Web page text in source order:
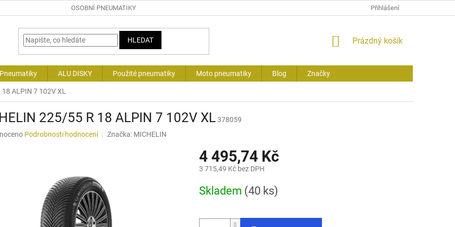
OSOBNÍ PNEUMATIKY Přihlášení
HLEDAT
NÁKUPNÍ
Prázdný košík
ALU DISKY Použité pneumatiky Moto pneumatiky Blog Značky
ALPIN 7 102V XL
225/55 R 18 ALPIN 7 102V XL378059
Podrobnosti hodnocení Značka: MICHELIN
4 495,74 Kč
3 715,49 Kč bez DPH
cena:
Skladem (40 ks)